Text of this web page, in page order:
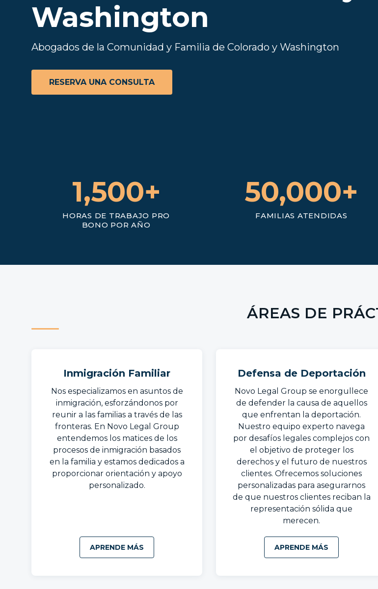
Washington
Abogados de la Comunidad y Familia de Colorado y Washington
RESERVA UNA CONSULTA
CIFRAS DESTACADAS
1,500+
HORAS DE TRABAJO PRO
BONO POR AÑO
50,000+
FAMILIAS ATENDIDAS
ÁREAS DE
Inmigración Familiar
Nos especializamos en asuntos de
inmigración, esforzándonos por
reunir a las familias a través de las
fronteras. En Novo Legal Group
entendemos los matices de los
procesos de inmigración basados
en la familia y estamos dedicados a
proporcionar orientación y apoyo
personalizado.
APRENDE MÁS
Defensa de Deportación
Novo Legal Group se enorgullece
de defender la causa de aquellos
que enfrentan la deportación.
Nuestro equipo experto navega
por desafíos legales complejos con
el objetivo de proteger los
derechos y el futuro de nuestros
clientes. Ofrecemos soluciones
personalizadas para asegurarnos
de que nuestros clientes reciban la
representación sólida que
merecen.
APRENDE MÁS